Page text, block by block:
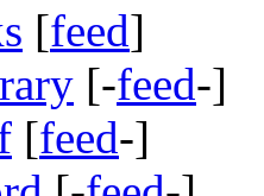
[feed]
[-feed-]
[feed-]